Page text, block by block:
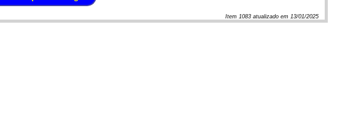
Item 1083 atualizado em 13/01/2025